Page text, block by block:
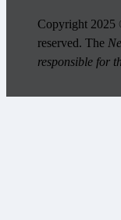
Copyright 2025
reserved. The
responsible for